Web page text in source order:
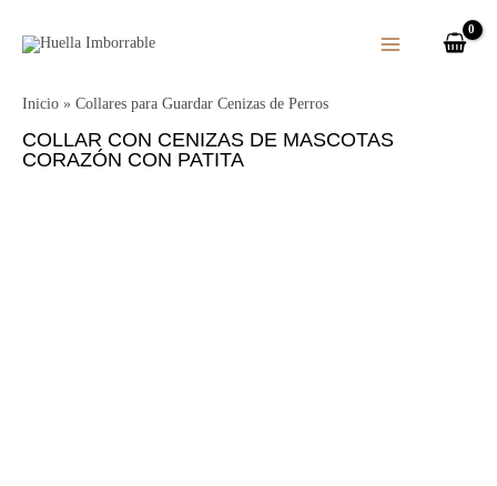
Inicio » Collares para Guardar Cenizas de Perros
COLLAR CON CENIZAS DE MASCOTAS
CORAZÓN CON PATITA